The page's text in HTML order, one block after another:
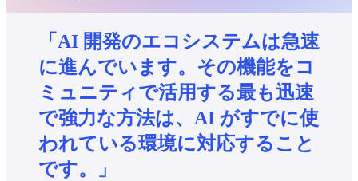
「AI 開発のエコシステムは急速
に進んでいます。その機能をコ
ミュニティで活用する最も迅速
で強力な方法は、AI がすでに使
われている環境に対応すること
です。」